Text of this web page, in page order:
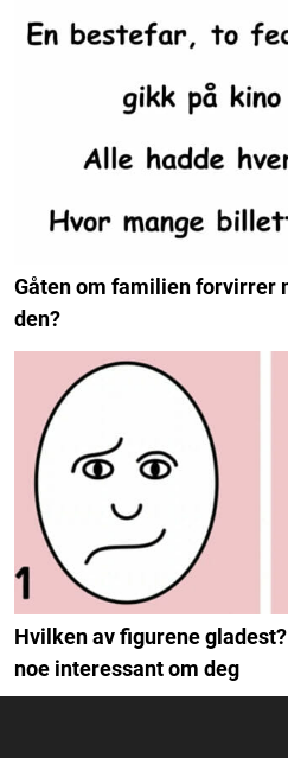
Gåten om familien forvirrer
den?
Hvilken av figurene
noe interessant om deg